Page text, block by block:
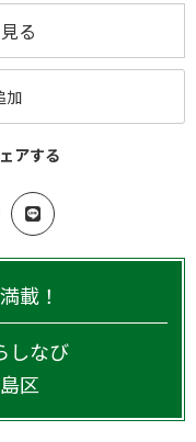
る
加
アする
載！
しなび
区